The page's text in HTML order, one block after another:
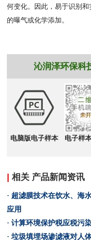
何变化。因此，易于识别
的曝气或化学添加。
沁润泽环保科
电脑版电子样本 电子样
相关 产品新闻资讯
· 超滤膜技术在饮水、海
应用
· 计算环境保护税应税污
· 垃圾填埋场渗滤液对人